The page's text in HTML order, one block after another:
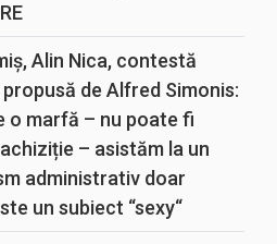
Alin Nica, contestă
de Alfred Simonis:
o marfă – nu poate fi
– asistăm la un
administrativ doar
un subiect “sexy“